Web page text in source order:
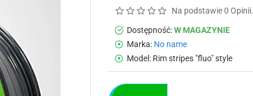
Dostępność:W MAGAZYNIE
Marka: No name
Model: Rim stripes "fluo" style
Na podstawie 0 Opinii.